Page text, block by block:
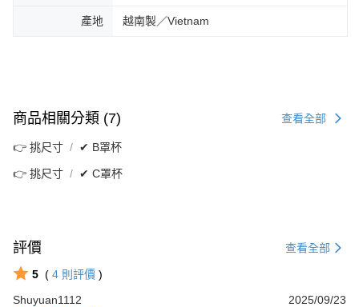
產地 越南製／Vietnam
商品相關分類 (7) 查看全部
👉 挑尺寸 ✔ B罩杯
👉 挑尺寸 ✔ C罩杯
評價 查看全部
5 ( 4 則評價 )
Shuyuan1112
2025/09/23